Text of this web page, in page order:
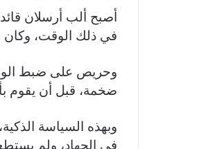
أصبح ألب أرسلان
في ذلك الوقت، وكان
وحريص على ضبط
ضخمة، قبل أن يقوم
وبهذه السياسة
في الجهاد، ولم